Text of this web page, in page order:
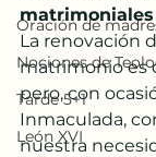
Oración de
Nociones de
Tarde 5+1
León XVI
matrimoniales
La renovación
matrimonio es
pero, con
Inmaculada,
nuestra